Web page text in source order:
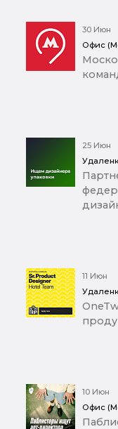
30 Июн
Офис
25 Июн
11 Июн
10 Июн
Офис